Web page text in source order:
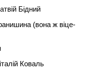
Бідний
(вона ж віце-
Коваль